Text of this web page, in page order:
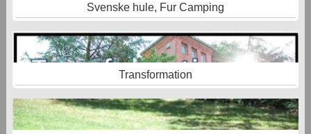
Svenske hule, Fur Camping
Transformation